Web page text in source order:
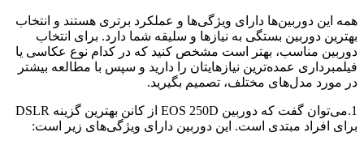
همه این دوربین‌ها دارای ویژگی‌ها و عملکرد برتری هستند و انتخاب
بهترین دوربین بستگی به نیازها و سلیقه شما دارد. برای انتخاب
دوربین مناسب، بهتر است مشخص کنید که در کدام نوع عکاسی یا
فیلمبرداری عمده‌ترین نیازهایتان را دارید و سپس با مطالعه بیشتر
در مورد مدل‌های مختلف، تصمیم بگیرید.
1.می‌توان گفت که دوربین EOS 250D از کانن بهترین گزینه DSLR
برای افراد مبتدی است. این دوربین دارای ویژگی‌های زیر است: